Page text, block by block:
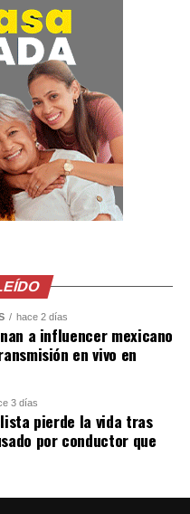
señalado.
humanas por accidentes
estado de ebriedad han
con el mismo
causas de los
la distracción al
irrespeto a las señales
hace 2 días
a influencer mexicano
en vivo en
3 días
pierde la vida tras
por conductor que